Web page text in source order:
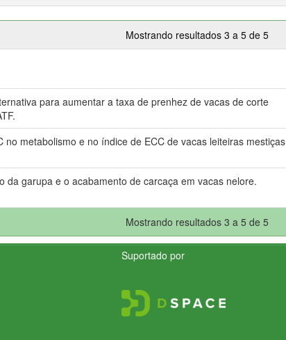
Mostrando resultados 3 a 5 de 5
para aumentar a taxa de prenhez de vacas de corte
no metabolismo e no índice de ECC de vacas leiteiras mestiças
da garupa e o acabamento de carcaça em vacas nelore.
Mostrando resultados 3 a 5 de 5
Suportado por